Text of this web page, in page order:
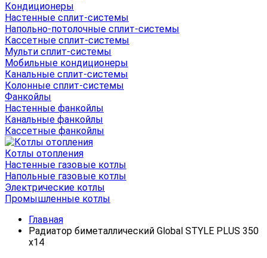
Кондиционеры
Настенные сплит-системы
Напольно-потолочные сплит-системы
Кассетные сплит-системы
Мульти сплит-системы
Мобильные кондиционеры
Канальные сплит-системы
Колонные сплит-системы
Фанкойлы
Настенные фанкойлы
Канальные фанкойлы
Кассетные фанкойлы
Котлы отопления
Настенные газовые котлы
Напольные газовые котлы
Электрические котлы
Промышленные котлы
Главная
Радиатор биметаллический Global STYLE PLUS 350
x14